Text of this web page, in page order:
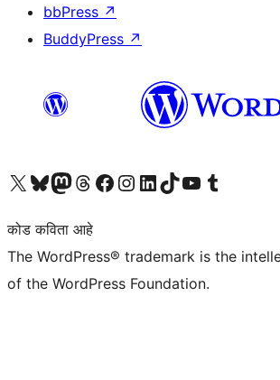
bbPress ↗
BuddyPress ↗
आमच्या X (एक्स) (पूर्वीचे ट्विटर) खात्याला भेट द्या आमच्या ब्लूस्की खात्याला भेट द्या.आमच्या Mastodon खात्याला भेट द्या.आमच्या थ्रेड्स खात्याला भेट द्या. आमच्या फेसबुक पेजला भेट द्या आमच्या इंस्टाग्राम खात्याला भेट द्या आमच्या लिंक्डइन खात्याला भेट द्या आमच्या टिकटॉक अकाउंटला भेट द्या.आमच्या यूट्यूब चॅनेलला भेट द्या आमच्या टंबलर खात्याला भेट द्या.
कोड कविता आहे
The WordPress® trademark is the
of the WordPress Foundation.